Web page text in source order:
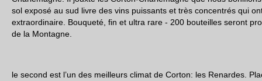
sol exposé au sud livre des vins puissants et très concentrés qui
extraordinaire. Bouqueté, fin et ultra rare - 200 bouteilles seront
de la Montagne.
le second est l’un des meilleurs climat de Corton: les Renardes.